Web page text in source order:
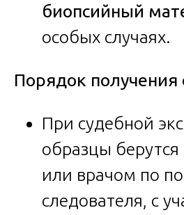
биопсийный
особых случаях.
Порядок получения
При судебной
образцы
или врачом по
следователя, с